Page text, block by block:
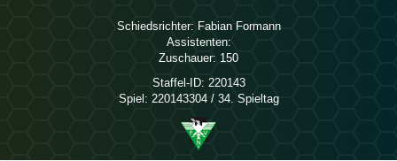
Schiedsrichter:  
Assistenten:
Zuschauer: 150
Staffel-ID: 220143
Spiel: 220143304 / 34. Spieltag